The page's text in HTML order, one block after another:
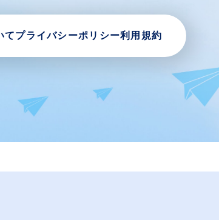
てプライバシーポリシー利用規約